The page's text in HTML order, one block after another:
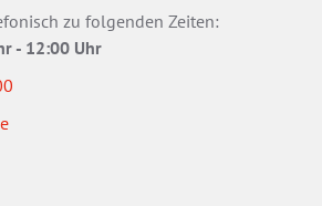
zu folgenden Zeiten:
- 12:00 Uhr